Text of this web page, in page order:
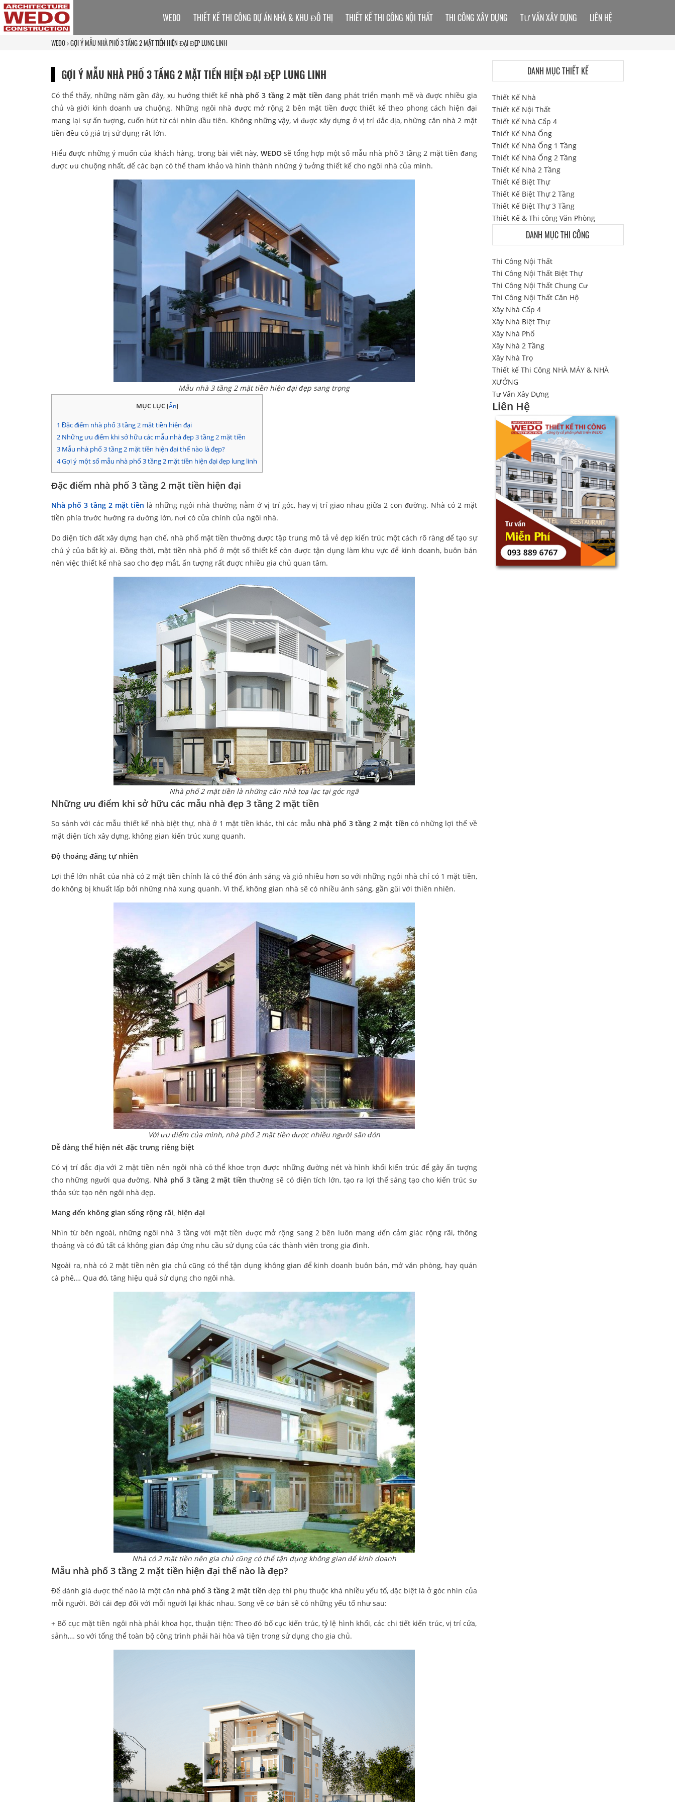
WEDO GỢI Ý MẪU NHÀ PHỐ 3 TẦNG 2 MẶT TIỀN HIỆN ĐẠI ĐẸP LUNG LINH
GỢI Ý MẪU NHÀ PHỐ 3 TẦNG 2 MẶT TIỀN HIỆN ĐẠI ĐẸP LUNG LINH
Có thể thấy, những năm gần đây, xu hướng thiết kế nhà phố 3 tầng 2 mặt tiền đang phát triển mạnh mẽ và được nhiều gia
chủ và giới kinh doanh ưa chuộng. Những ngôi nhà được mở rộng 2 bên mặt tiền được thiết kế theo phong cách hiện đại
mang lại sự ấn tượng, cuốn hút từ cái nhìn đầu tiên. Không những vậy, vì được xây dựng ở vị trí đắc địa, những căn nhà 2 mặt
tiền đều có giá trị sử dụng rất lớn.
Hiểu được những ý muốn của khách hàng, trong bài viết này, WEDOsẽ tổng hợp một số mẫu nhà phố 3 tầng 2 mặt tiền đang
được ưu chuộng nhất, để các bạn có thể tham khảo và hình thành những ý tưởng thiết kế cho ngôi nhà của mình.
Mẫu nhà 3 tầng 2 mặt tiền hiện đại đẹp sang trọng
MỤC LỤC [Ẩn]
1 Đặc điểm nhà phố 3 tầng 2 mặt tiền hiện đại
2 Những ưu điểm khi sở hữu các mẫu nhà đẹp 3 tầng 2 mặt tiền
3 Mẫu nhà phố 3 tầng 2 mặt tiền hiện đại thế nào là đẹp?
4Gợi ý một số mẫu nhà phố 3 tầng 2 mặt tiền hiện đại đẹp lung linh
Đặc điểm nhà phố 3 tầng 2 mặt tiền hiện đại
Nhà phố 3 tầng 2 mặt tiền là những ngôi nhà thường nằm ở vị trí góc, hay vị trí giao nhau giữa 2 con đường. Nhà có 2 mặt
tiền phía trước hướng ra đường lớn, nơi có cửa chính của ngôi nhà.
Do diện tích đất xây dựng hạn chế, nhà phố mặt tiền thường được tập trung mô tả vẻ đẹp kiến trúc một cách rõ ràng để tạo sự
chú ý của bất kỳ ai. Đồng thời, mặt tiền nhà phố ở một số thiết kế còn được tận dụng làm khu vực để kinh doanh, buôn bán
nên việc thiết kế nhà sao cho đẹp mắt, ấn tượng rất đuợc nhiều gia chủ quan tâm.
Nhà phố 2 mặt tiền là những căn nhà toạ lạc tại góc ngã
Những ưu điểm khi sở hữu các mẫu nhà đẹp 3 tầng 2 mặt tiền
So sánh với các mẫu thiết kế nhà biệt thự, nhà ở 1 mặt tiền khác, thì các mẫu nhà phố 3 tầng 2 mặt tiền có những lợi thế về
mặt diện tích xây dựng, không gian kiến trúc xung quanh.
Độ thoáng đãng tự nhiên
Lợi thế lớn nhất của nhà có 2 mặt tiền chính là có thể đón ánh sáng và gió nhiều hơn so với những ngôi nhà chỉ có 1 mặt tiền,
do không bị khuất lấp bởi những nhà xung quanh. Vì thế, không gian nhà sẽ có nhiều ánh sáng, gần gũi với thiên nhiên.
Với ưu điểm của mình, nhà phố 2 mặt tiền được nhiều người săn đón
Dễ dàng thể hiện nét đặc trưng riêng biệt
Có vị trí đắc địa với 2 mặt tiền nên ngôi nhà có thể khoe trọn được những đường nét và hình khối kiến trúc để gây ấn tượng
cho những người qua đường. Nhà phố 3 tầng 2 mặt tiền thường sẽ có diện tích lớn, tạo ra lợi thế sáng tạo cho kiến trúc sư
thỏa sức tạo nên ngôi nhà đẹp.
Mang đến không gian sống rộng rãi, hiện đại
Nhìn từ bên ngoài, những ngôi nhà 3 tầng với mặt tiền được mở rộng sang 2 bên luôn mang đến cảm giác rộng rãi, thông
thoáng và có đủ tất cả không gian đáp ứng nhu cầu sử dụng của các thành viên trong gia đình.
Ngoài ra, nhà có 2 mặt tiền nên gia chủ cũng có thể tận dụng không gian để kinh doanh buôn bán, mở văn phòng, hay quán
cà phê,… Qua đó, tăng hiệu quả sử dụng cho ngôi nhà.
Nhà có 2 mặt tiền nên gia chủ cũng có thể tận dụng không gian để kinh doanh
Mẫu nhà phố 3 tầng 2 mặt tiền hiện đại thế nào là đẹp?
Để đánh giá được thế nào là một căn nhà phố 3 tầng 2 mặt tiền đẹp thì phụ thuộc khá nhiều yếu tố, đặc biệt là ở góc nhìn của
mỗi người. Bởi cái đẹp đối với mỗi người lại khác nhau. Song về cơ bản sẽ có những yếu tố như sau:
+ Bố cục mặt tiền ngôi nhà phải khoa học, thuận tiện: Theo đó bố cục kiến trúc, tỷ lệ hình khối, các chi tiết kiến trúc, vị trí cửa,
sảnh,… so với tổng thể toàn bộ công trình phải hài hòa và tiện trong sử dụng cho gia chủ.
WEDO THIẾT KẾ THI CÔNG DỰ ÁN NHÀ & KHU ĐÔ THỊ THIẾT KẾ THI CÔNG NỘI THẤT THI CÔNG XÂY DỰNG TƯ VẤN XÂY DỰNG LIÊN HỆ
DANH MỤC THIẾT KẾ
Thiết Kế Nhà
Thiết Kế Nội Thất
Thiết Kế Nhà Cấp 4
Thiết Kế Nhà Ống
Thiết Kế Nhà Ống 1 Tầng
Thiết Kế Nhà Ống 2 Tầng
Thiết Kế Nhà 2 Tầng
Thiết Kế Biệt Thự
Thiết Kế Biệt Thự 2 Tầng
Thiết Kế Biệt Thự 3 Tầng
Thiết Kế & Thi công Văn Phòng
DANH MỤC THI CÔNG
Thi Công Nội Thất
Thi Công Nội Thất Biệt Thự
Thi Công Nội Thất Chung Cư
Thi Công Nội Thất Căn Hộ
Xây Nhà Cấp 4
Xây Nhà Biệt Thự
Xây Nhà Phố
Xây Nhà 2 Tầng
Xây Nhà Trọ
Thiết kế Thi Công NHÀ MÁY & NHÀ
XƯỞNG
Tư Vấn Xây Dựng
Liên Hệ